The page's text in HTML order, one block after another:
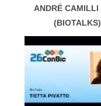
ANDRÉ CAMILLI
(BIOTALKS)